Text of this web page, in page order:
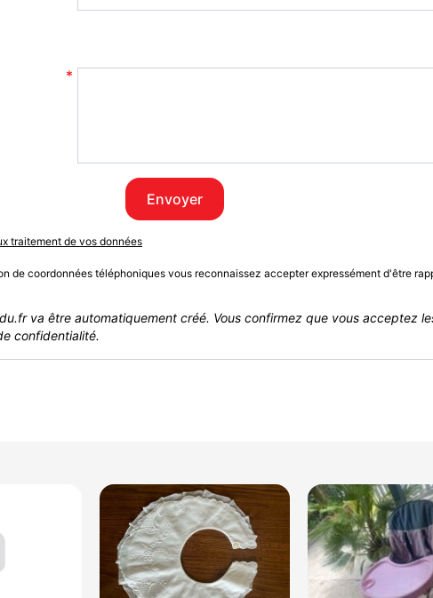
Envoyer
traitement de vos données
de coordonnées téléphoniques vous reconnaissez accepter expressément d'être
va être automatiquement créé. Vous confirmez que vous acceptez
confidentialité.